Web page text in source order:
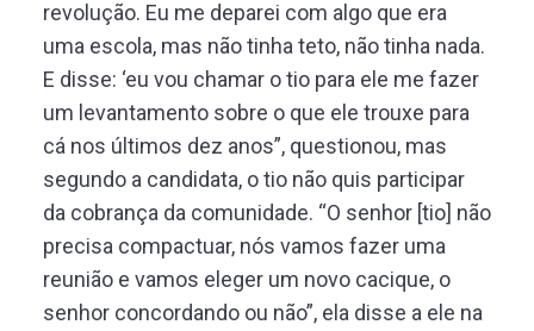
revolução. Eu me deparei com algo que era
uma escola, mas não tinha teto, não tinha nada.
E disse: ‘eu vou chamar o tio para ele me fazer
um levantamento sobre o que ele trouxe para
cá nos últimos dez anos”, questionou, mas
segundo a candidata, o tio não quis participar
da cobrança da comunidade. “O senhor [tio] não
precisa compactuar, nós vamos fazer uma
reunião e vamos eleger um novo cacique, o
senhor concordando ou não”, ela disse a ele na